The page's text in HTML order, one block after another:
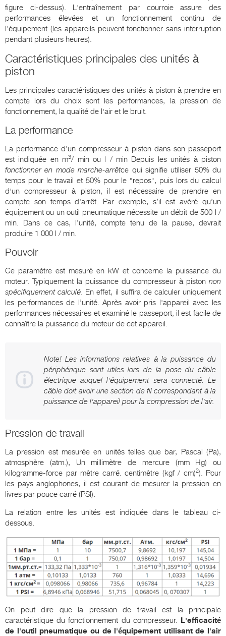
figure ci-dessus). L'entraînement par courroie assure des
performances élevées et un fonctionnement continu de
l'équipement (les appareils peuvent fonctionner sans interruption
pendant plusieurs heures).
Caractéristiques principales des unités à
piston
Les principales caractéristiques des unités à piston à prendre en
compte lors du choix sont les performances, la pression de
fonctionnement, la qualité de l'air et le bruit.
La performance
La performance d’un compresseur à piston dans son passeport
est indiquée en m3/ min ou l / min Depuis les unités à piston
fonctionner en mode marche-arrêtce qui signifie utiliser 50% du
temps pour le travail et 50% pour le "repos", puis lors du calcul
d'un compresseur à piston, il est nécessaire de prendre en
compte son temps d'arrêt. Par exemple, s’il est avéré qu’un
équipement ou un outil pneumatique nécessite un débit de 500 l /
min. Dans ce cas, l’unité, compte tenu de la pause, devrait
produire 1 000 l / min.
Pouvoir
Ce paramètre est mesuré en kW et concerne la puissance du
moteur. Typiquement la puissance du compresseur à piston non
spécifiquement calculé. En effet, il suffira de calculer uniquement
les performances de l’unité. Après avoir pris l'appareil avec les
performances nécessaires et examiné le passeport, il est facile de
connaître la puissance du moteur de cet appareil.
Note! Les informations relatives à la puissance du
périphérique sont utiles lors de la pose du câble
électrique auquel l'équipement sera connecté. Le
câble doit avoir une section de fil correspondant à la
puissance de l'appareil pour la compression de l'air.
Pression de travail
La pression est mesurée en unités telles que bar, Pascal (Pa),
atmosphère (atm.), Un millimètre de mercure (mm Hg) ou
kilogramme-force par mètre carré. centimètre (kgf / cm)2). Pour
les pays anglophones, il est courant de mesurer la pression en
livres par pouce carré (PSI).
La relation entre les unités est indiquée dans le tableau ci-
dessous.
On peut dire que la pression de travail est la principale
caractéristique du fonctionnement du compresseur. L'efficacité
de l'outil pneumatique ou de l'équipement utilisant de l'air